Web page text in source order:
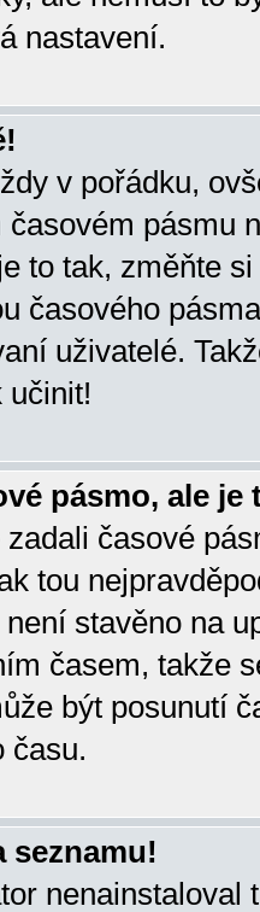
nastavení.
v pořádku,
pásmu
to tak, změňte
časového
uživatelé.
učinit!
pásmo, ale je
časové
tou
stavěno na
časem, takže
být posunutí
času.
seznamu!
nenainstaloval